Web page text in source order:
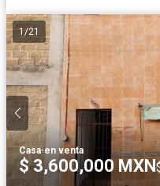
1/21
Casa·en venta
$ 3,600,000 MXN